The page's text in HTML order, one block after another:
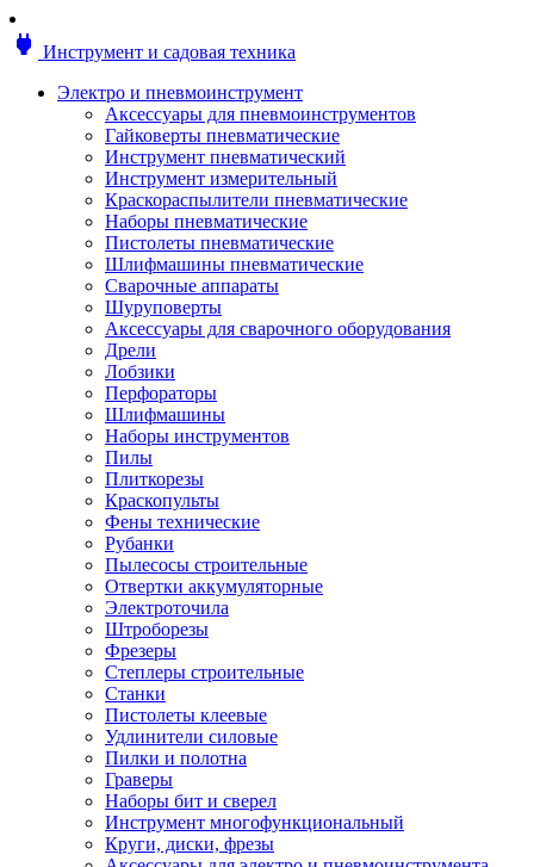
Аксессуары для садовых инструментов
Инструмент ручной
Лопаты
Садово-посадочные инструменты
Садовые ножницы
Садовые пилы и ножи
Секаторы и сучкорезы
Топоры
Баллоны газовые
Мангалы и коптильни
Мебель для сада
Ножницы по металлу
Тележки садовые
Автомобильная техника
Автозвук
Автомагнитолы
Колонки
Усилители
Модуляторы fm
Аксессуары
Электроника
Видеорегистраторы
Радар-детекторы
Парковочные радары
Навигаторы и аксессуары
Навигаторы
Камеры заднего вида
Автомобильные антенны
Сигнализации автомобильные
Телевизоры и мониторы автомобильные
Аксессуары
Автолампы
power Инструмент и садовая техника
Электро и пневмоинструмент
Аксессуары для пневмоинструментов
Гайковерты пневматические
Инструмент пневматический
Инструмент измерительный
Краскораспылители пневматические
Наборы пневматические
Пистолеты пневматические
Шлифмашины пневматические
Сварочные аппараты
Шуруповерты
Аксессуары для сварочного оборудования
Дрели
Лобзики
Перфораторы
Шлифмашины
Наборы инструментов
Пилы
Плиткорезы
Краскопульты
Фены технические
Рубанки
Пылесосы строительные
Отвертки аккумуляторные
Электроточила
Штроборезы
Фрезеры
Степлеры строительные
Станки
Пистолеты клеевые
Удлинители силовые
Пилки и полотна
Граверы
Наборы бит и сверел
Инструмент многофункциональный
Круги, диски, фрезы